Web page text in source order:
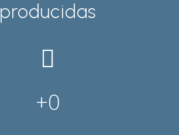
producidas
0